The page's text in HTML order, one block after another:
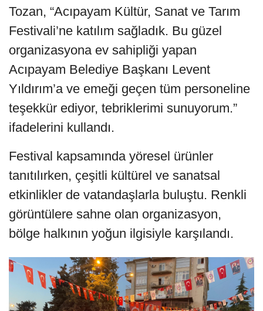
Tozan, “Acıpayam Kültür, Sanat ve Tarım
Festivali’ne katılım sağladık. Bu güzel
organizasyona ev sahipliği yapan
Acıpayam Belediye Başkanı Levent
Yıldırım’a ve emeği geçen tüm personeline
teşekkür ediyor, tebriklerimi sunuyorum.”
ifadelerini kullandı.
Festival kapsamında yöresel ürünler
tanıtılırken, çeşitli kültürel ve sanatsal
etkinlikler de vatandaşlarla buluştu. Renkli
görüntülere sahne olan organizasyon,
bölge halkının yoğun ilgisiyle karşılandı.